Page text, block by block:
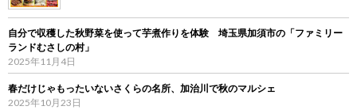
自分で収穫した秋野菜を使って芋煮作りを体験 埼玉県加須市の「ファミリー
ランドむさしの村」
2025年11月4日
春だけじゃもったいないさくらの名所、加治川で秋のマルシェ
2025年10月23日